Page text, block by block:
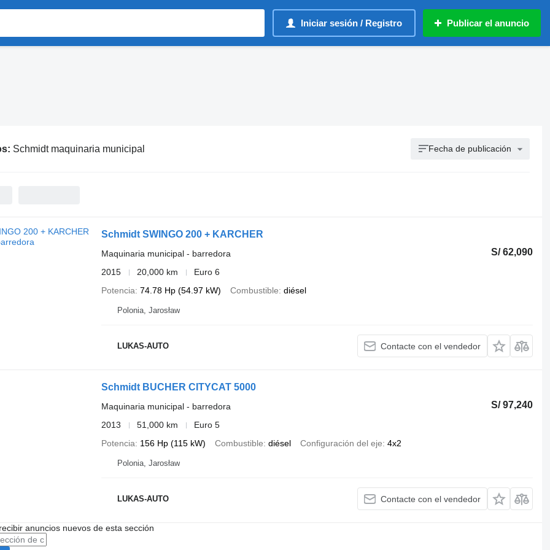
Iniciar sesión / Registro Publicar el anuncio
Schmidt maquinaria municipal Fecha de publicación
Schmidt SWINGO 200 + KARCHER
S/ 62,090
Maquinaria municipal - barredora
2015
20,000 km
Euro 6
Potencia 74.78 Hp (54.97 kW) Combustible diésel
Polonia, Jarosław
LUKAS-AUTO Contacte con el vendedor
Schmidt BUCHER CITYCAT 5000
S/ 97,240
Maquinaria municipal - barredora
2013
51,000 km
Euro 5
Potencia
156 Hp (115 kW) Combustible diésel Configuración del eje 4x2
Polonia, Jarosław
LUKAS-AUTO Contacte con el vendedor
anuncios nuevos de esta sección